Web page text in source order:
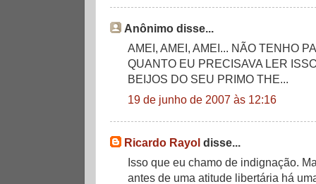
Anônimo disse...
AMEI, AMEI, AMEI... NÃO TENHO
QUANTO EU PRECISAVA LER
BEIJOS DO SEU PRIMO THE...
19 de junho de 2007 às 12:16
Ricardo Rayol disse...
Isso que eu chamo de indignação.
antes de uma atitude libertária há